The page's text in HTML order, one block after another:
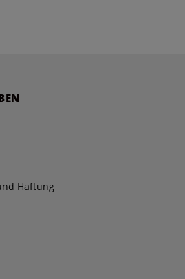
Haftung